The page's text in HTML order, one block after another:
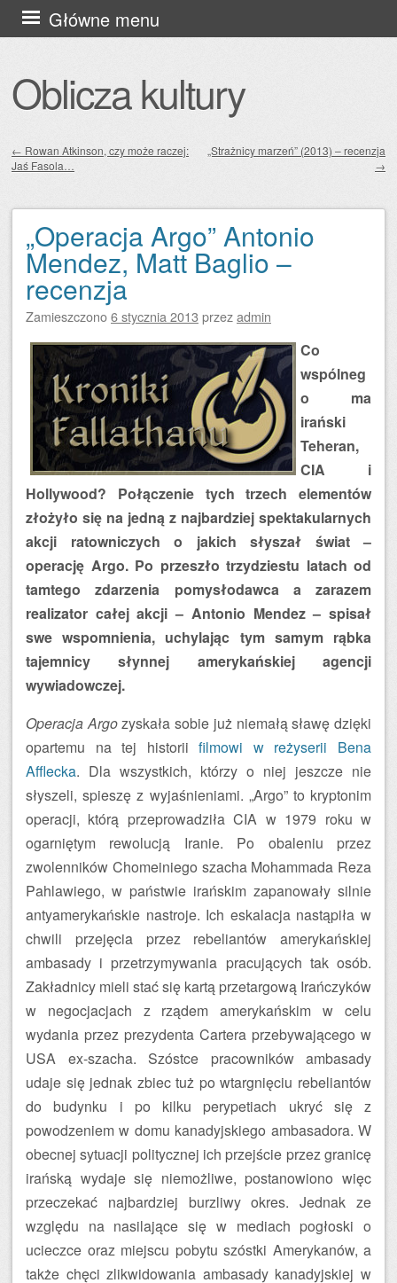
Oblicza kultury
Główne menu
Przejdź
do
Zobacz wpisy
← Rowan Atkinson, czy może raczej:
Jaś Fasola…
„Strażnicy marzeń” (2013) – recenzja
→
„Operacja Argo” Antonio
Mendez, Matt Baglio –
recenzja
Zamieszczono6 stycznia 2013 przezadmin
Co
wspólneg
o ma
irański
Teheran,
CIA i
Hollywood? Połączenie tych trzech elementów
złożyło się na jedną z najbardziej spektakularnych
akcji ratowniczych o jakich słyszał świat –
operację Argo. Po przeszło trzydziestu latach od
tamtego zdarzenia pomysłodawca a zarazem
realizator całej akcji – Antonio Mendez – spisał
swe wspomnienia, uchylając tym samym rąbka
tajemnicy słynnej amerykańskiej agencji
wywiadowczej.
Operacja Argozyskała sobie już niemałą sławę dzięki
opartemu na tej historiifilmowi w reżyserii Bena
Afflecka. Dla wszystkich, którzy o niej jeszcze nie
słyszeli, spieszę z wyjaśnieniami. „Argo” to kryptonim
operacji, którą przeprowadziła CIA w 1979 roku w
ogarniętym rewolucją Iranie. Po obaleniu przez
zwolenników Chomeiniego szacha Mohammada Reza
Pahlawiego, w państwie irańskim zapanowały silnie
antyamerykańskie nastroje. Ich eskalacja nastąpiła w
chwili przejęcia przez rebeliantów amerykańskiej
ambasady i przetrzymywania pracujących tak osób.
Zakładnicy mieli stać się kartą przetargową Irańczyków
w negocjacjach z rządem amerykańskim w celu
wydania przez prezydenta Cartera przebywającego w
USA ex-szacha. Szóstce pracowników ambasady
udaje się jednak zbiec tuż po wtargnięciu rebeliantów
do budynku i po kilku perypetiach ukryć się z
powodzeniem w domu kanadyjskiego ambasadora. W
obecnej sytuacji politycznej ich przejście przez granicę
irańską wydaje się niemożliwe, postanowiono więc
przeczekać najbardziej burzliwy okres. Jednak ze
względu na nasilające się w mediach pogłoski o
ucieczce oraz miejscu pobytu szóstki Amerykanów, a
także chęci zlikwidowania ambasady kanadyjskiej w